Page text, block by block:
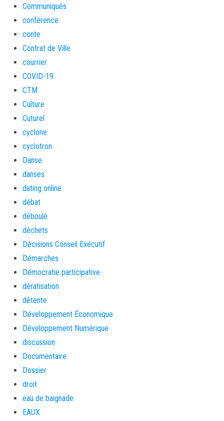
Communiqués
conférence
conte
Contrat de Ville
courrier
COVID-19
CTM
Culture
Cuturel
cyclone
cyclotron
Danse
danses
dating online
débat
déboulé
déchets
Décisions Conseil Exécutif
Démarches
Démocratie participative
dératisation
détente
Développement Économique
Développement Numérique
discussion
Documentaire
Dossier
droit
eau de baignade
EAUX